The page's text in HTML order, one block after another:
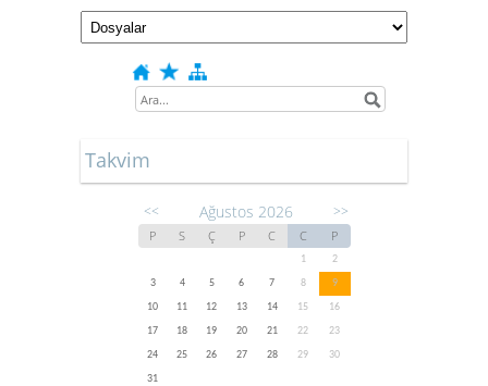
Takvim
<< Ağustos 2026 >>
P S Ç P C C P
1
2
3
4 5 6 7 8
9
10
11 12 13 14 15
16
17
18 19 20 21 22
23
24
25 26 27 28 29
30
31